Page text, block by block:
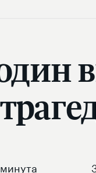
минута